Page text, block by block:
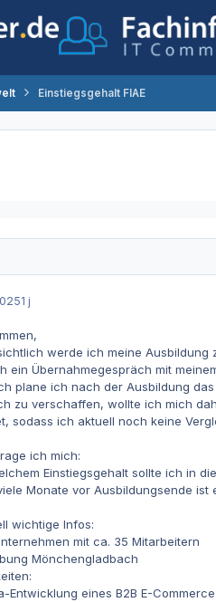
Einstiegsgehalt FIAE
1 j
werde ich meine Ausbildung
ein Übernahmegespräch mit
plane ich nach der Ausbildung
zu verschaffen, wollte ich mich
sodass ich aktuell noch keine
ich mich:
Einstiegsgehalt sollte ich in
Monate vor Ausbildungsende
wichtige Infos:
mit ca. 35 Mitarbeitern
Mönchengladbach
Entwicklung eines B2B E-